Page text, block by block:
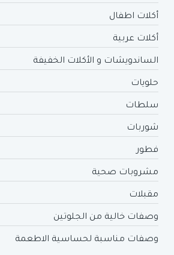
أكلات اطفال
أكلات عربية
الساندويشات و الأكلات الخفيفة
حلويات
سلطات
شوربات
فطور
مشروبات صحية
مقبلات
وصفات خالية من الجلوتين
وصفات مناسبة لحساسية الاطعمة